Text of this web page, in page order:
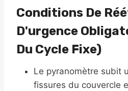
Conditions De
D'urgence
Du Cycle Fixe)
Le pyranomètre subit
fissures du couvercle